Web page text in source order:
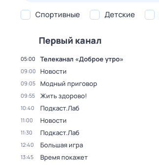
Спортивные Детские
Первый канал
05:00 Телеканал «Доброе утро»
09:00 Новости
09:05 Модный приговор
09:55 Жить здорово!
10:40 Подкаст.Лаб
11:00 Новости
11:30 Подкаст.Лаб
12:40 Большая игра
13:45 Время покажет